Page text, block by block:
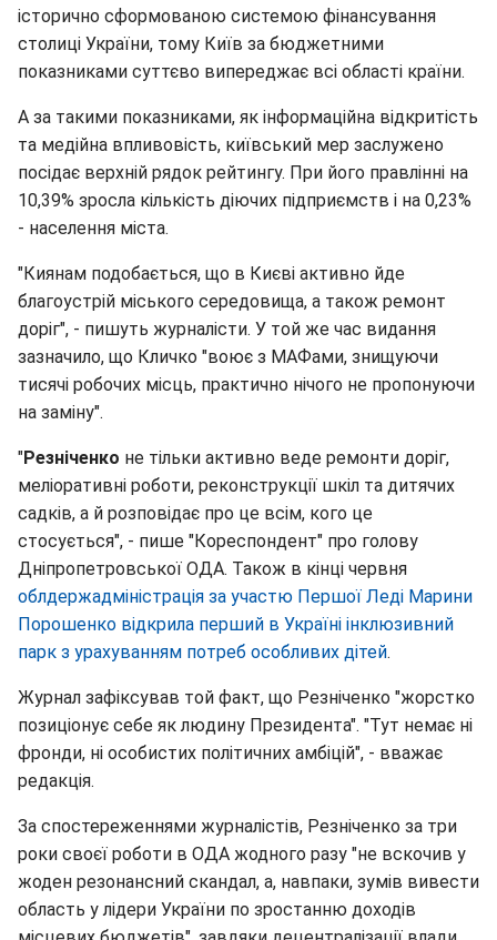
історично сформованою системою фінансування
столиці України, тому Київ за бюджетними
показниками суттєво випереджає всі області країни.
А за такими показниками, як інформаційна відкритість
та медійна впливовість, київський мер заслужено
посідає верхній рядок рейтингу. При його правлінні на
10,39% зросла кількість діючих підприємств і на 0,23%
- населення міста.
"Киянам подобається, що в Києві активно йде
благоустрій міського середовища, а також ремонт
доріг", - пишуть журналісти. У той же час видання
зазначило, що Кличко "воює з МАФами, знищуючи
тисячі робочих місць, практично нічого не пропонуючи
на заміну".
"Резніченко не тільки активно веде ремонти доріг,
меліоративні роботи, реконструкції шкіл та дитячих
садків, а й розповідає про це всім, кого це
стосується", - пише "Кореспондент" про голову
Дніпропетровської ОДА. Також в кінці червня
облдержадміністрація за участю Першої Леді Марини
Порошенко відкрила перший в Україні інклюзивний
парк з урахуванням потреб особливих дітей.
Журнал зафіксував той факт, що Резніченко "жорстко
позиціонує себе як людину Президента". "Тут немає ні
фронди, ні особистих політичних амбіцій", - вважає
редакція.
За спостереженнями журналістів, Резніченко за три
роки своєї роботи в ОДА жодного разу "не вскочив у
жоден резонансний скандал, а, навпаки, зумів вивести
область у лідери України по зростанню доходів